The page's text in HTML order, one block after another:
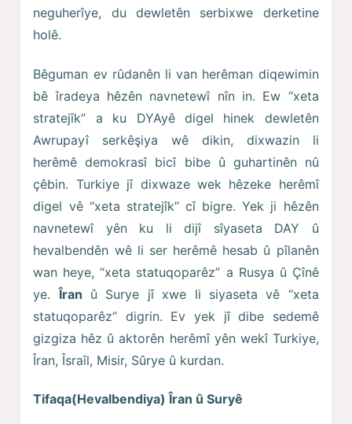
neguherîye, du dewletên serbixwe derketine
holê.
Bêguman ev rûdanên li van herêman diqewimin
bê îradeya hêzên navnetewî nîn in. Ew “xeta
stratejîk” a ku DYAyê digel hinek dewletên
Awrupayî serkêşiya wê dikin, dixwazin li
herêmê demokrasî bicî bibe û guhartinên nû
çêbin. Turkiye jî dixwaze wek hêzeke herêmî
digel vê “xeta stratejîk” cî bigre. Yek ji hêzên
navnetewî yên ku li dijî sîyaseta DAY û
hevalbendên wê li ser herêmê hesab û pîlanên
wan heye, “xeta statuqoparêz” a Rusya û Çînê
ye.Îran û Surye jî xwe li siyaseta vê “xeta
statuqoparêz” digrin. Ev yek jî dibe sedemê
gizgiza hêz û aktorên herêmî yên wekî Turkiye,
Îran, Îsraîl, Misir, Sûrye û kurdan.
Tifaqa(Hevalbendiya) Îran û Suryê